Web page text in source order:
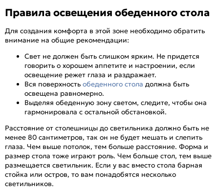
Правила освещения обеденного стола
Для создания комфорта в этой зоне необходимо обратить
внимание на общие рекомендации:
Свет не должен быть слишком ярким. Не придется
говорить о хорошем аппетите и настроении, если
освещение режет глаза и раздражает.
Вся поверхность обеденного стола должна быть
освещена равномерно.
Выделяя обеденную зону светом, следите, чтобы она
гармонировала с остальной обстановкой.
Расстояние от столешницы до светильника должно быть не
менее 80 сантиметров, так он не будет мешать и слепить
глаза. Чем выше потолок, тем больше расстояние. Форма и
размер стола тоже играют роль. Чем больше стол, тем выше
размещается светильник. Если у вас вместо стола барная
стойка или остров, то вам понадобятся несколько
светильников.